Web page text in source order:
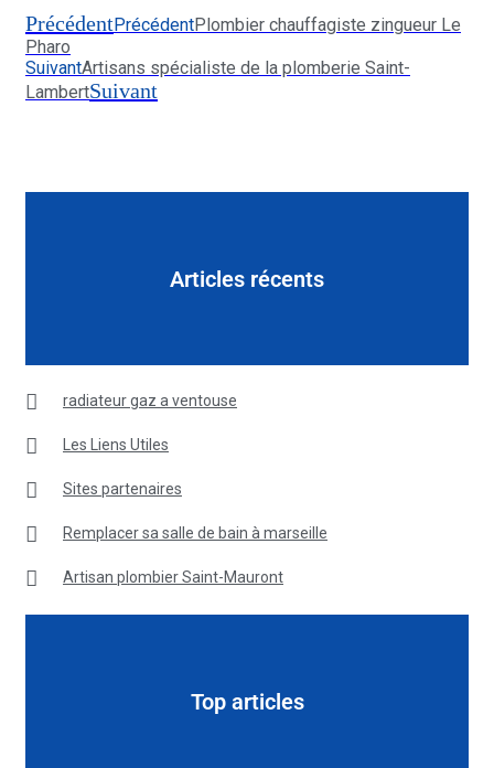
PrécédentPrécédentPlombier chauffagiste zingueur Le
Pharo
SuivantArtisans spécialiste de la plomberie Saint-
LambertSuivant
Articles récents
radiateur gaz a ventouse
Les Liens Utiles
Sites partenaires
Remplacer sa salle de bain à marseille
Artisan plombier Saint-Mauront
Top articles